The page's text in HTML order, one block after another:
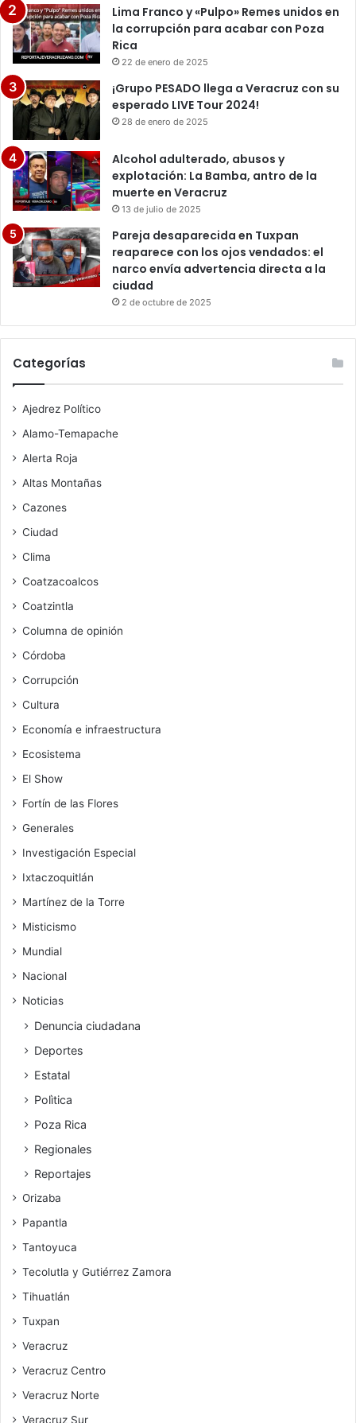
Lima Franco y «Pulpo» Remes unidos en
la corrupción para acabar con Poza
Rica
22 de enero de 2025
¡Grupo PESADO llega a Veracruz con su
esperado LIVE Tour 2024!
28 de enero de 2025
Alcohol adulterado, abusos y
explotación: La Bamba, antro de la
muerte en Veracruz
13 de julio de 2025
Pareja desaparecida en Tuxpan
reaparece con los ojos vendados: el
narco envía advertencia directa a la
ciudad
2 de octubre de 2025
Categorías
Ajedrez Político
Alamo-Temapache
Alerta Roja
Altas Montañas
Cazones
Ciudad
Clima
Coatzacoalcos
Coatzintla
Columna de opinión
Córdoba
Corrupción
Cultura
Economía e infraestructura
Ecosistema
El Show
Fortín de las Flores
Generales
Investigación Especial
Ixtaczoquitlán
Martínez de la Torre
Misticismo
Mundial
Nacional
Noticias
Denuncia ciudadana
Deportes
Estatal
Polìtica
Poza Rica
Regionales
Reportajes
Orizaba
Papantla
Tantoyuca
Tecolutla y Gutiérrez Zamora
Tihuatlán
Tuxpan
Veracruz
Veracruz Centro
Veracruz Norte
Veracruz Sur